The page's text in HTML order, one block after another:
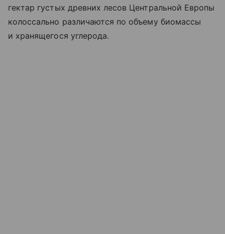
гектар густых древних лесов Центральной Европы
колоссально различаются по объему биомассы
и хранящегося углерода.